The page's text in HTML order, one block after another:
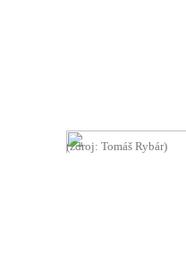
(zdroj: Tomáš Rybár)